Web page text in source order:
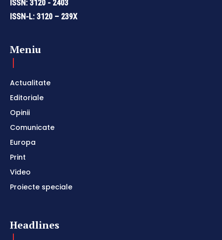
ISSN: 3120 - 2403
ISSN-L: 3120 – 239X
Meniu
Actualitate
Editoriale
Opinii
Comunicate
Europa
Print
Video
Proiecte speciale
Headlines